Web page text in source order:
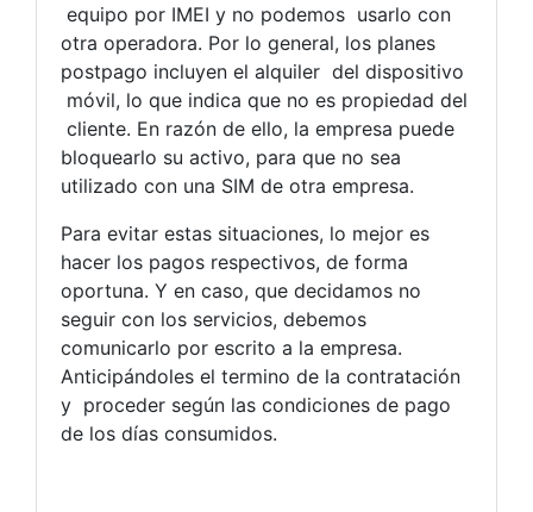
equipo por IMEI y no podemos usarlo con
otra operadora. Por lo general, los planes
postpago incluyen el alquiler del dispositivo
móvil, lo que indica que no es propiedad del
cliente. En razón de ello, la empresa puede
bloquearlo su activo, para que no sea
utilizado con una SIM de otra empresa.
Para evitar estas situaciones, lo mejor es
hacer los pagos respectivos, de forma
oportuna. Y en caso, que decidamos no
seguir con los servicios, debemos
comunicarlo por escrito a la empresa.
Anticipándoles el termino de la contratación
y proceder según las condiciones de pago
de los días consumidos.